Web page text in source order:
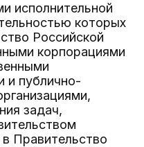
исполнительной
которых
Российской
корпорациями
публично-
задач,
Правительство